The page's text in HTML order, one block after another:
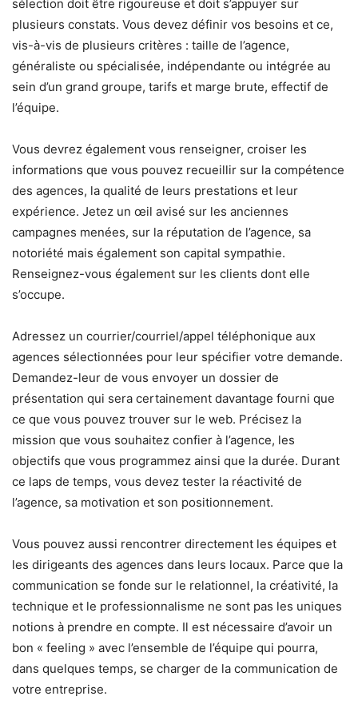
sélection doit être rigoureuse et doit s’appuyer sur
plusieurs constats. Vous devez définir vos besoins et ce,
vis-à-vis de plusieurs critères : taille de l’agence,
généraliste ou spécialisée, indépendante ou intégrée au
sein d’un grand groupe, tarifs et marge brute, effectif de
l’équipe.
Vous devrez également vous renseigner, croiser les
informations que vous pouvez recueillir sur la compétence
des agences, la qualité de leurs prestations et leur
expérience. Jetez un œil avisé sur les anciennes
campagnes menées, sur la réputation de l’agence, sa
notoriété mais également son capital sympathie.
Renseignez-vous également sur les clients dont elle
s’occupe.
Adressez un courrier/courriel/appel téléphonique aux
agences sélectionnées pour leur spécifier votre demande.
Demandez-leur de vous envoyer un dossier de
présentation qui sera certainement davantage fourni que
ce que vous pouvez trouver sur le web. Précisez la
mission que vous souhaitez confier à l’agence, les
objectifs que vous programmez ainsi que la durée. Durant
ce laps de temps, vous devez tester la réactivité de
l’agence, sa motivation et son positionnement.
Vous pouvez aussi rencontrer directement les équipes et
les dirigeants des agences dans leurs locaux. Parce que la
communication se fonde sur le relationnel, la créativité, la
technique et le professionnalisme ne sont pas les uniques
notions à prendre en compte. Il est nécessaire d’avoir un
bon « feeling » avec l’ensemble de l’équipe qui pourra,
dans quelques temps, se charger de la communication de
votre entreprise.